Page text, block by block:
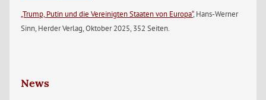
„Trump, Putin und die Vereinigten Staaten von Europa“, Hans-Werner
Sinn, Herder Verlag, Oktober 2025, 352 Seiten.
News